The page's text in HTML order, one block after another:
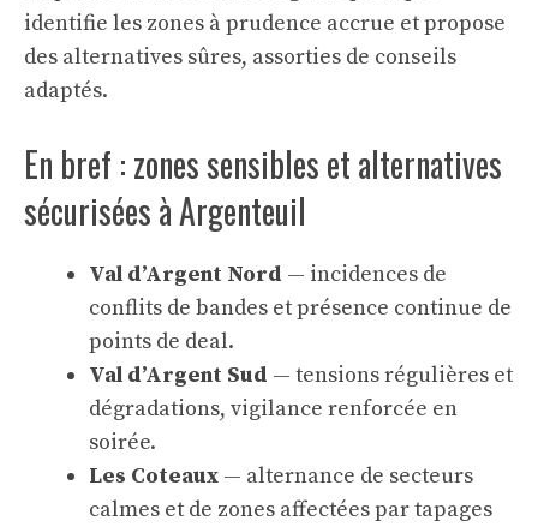
identifie les zones à prudence accrue et propose
des alternatives sûres, assorties de conseils
adaptés.
En bref : zones sensibles et alternatives
sécurisées à Argenteuil
Val d’Argent Nord — incidences de
conflits de bandes et présence continue de
points de deal.
Val d’Argent Sud — tensions régulières et
dégradations, vigilance renforcée en
soirée.
Les Coteaux — alternance de secteurs
calmes et de zones affectées par tapages